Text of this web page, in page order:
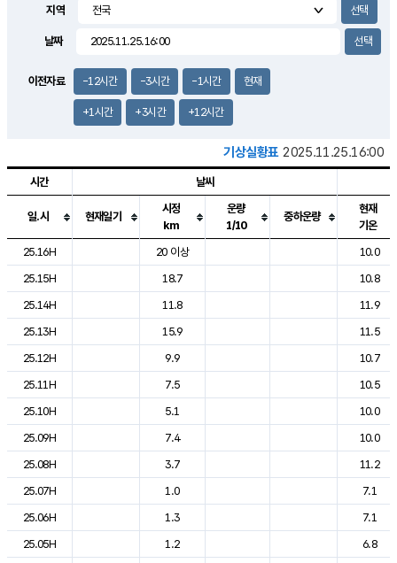
2.7m/s
지역
날짜
이전자료 -12시간 -3시간 -1시간 현재
+1시간 +3시간 +12시간
기상실황표 2025.11.25.16:00
도시별 기상실황표로 지점, 날씨, 기온, 강수, 바람, 기압등을 안내한 표입
시간 날씨
일.시 현재일기
시정
km
운량
1/10
중하운량
현재
기온
25.16H
20 이상
10.0
25.15H
18.7
10.8
25.14H
11.8
11.9
25.13H
15.9
11.5
25.12H
9.9
10.7
25.11H
7.5
10.5
25.10H
5.1
10.0
25.09H
7.4
10.0
25.08H
3.7
11.2
25.07H
1.0
7.1
25.06H
1.3
7.1
25.05H
1.2
6.8